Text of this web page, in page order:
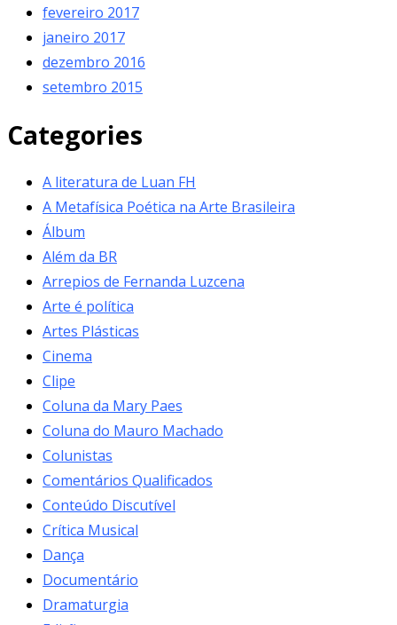
fevereiro 2017
janeiro 2017
dezembro 2016
setembro 2015
Categories
A literatura de Luan FH
A Metafísica Poética na Arte Brasileira
Álbum
Além da BR
Arrepios de Fernanda Luzcena
Arte é política
Artes Plásticas
Cinema
Clipe
Coluna da Mary Paes
Coluna do Mauro Machado
Colunistas
Comentários Qualificados
Conteúdo Discutível
Crítica Musical
Dança
Documentário
Dramaturgia